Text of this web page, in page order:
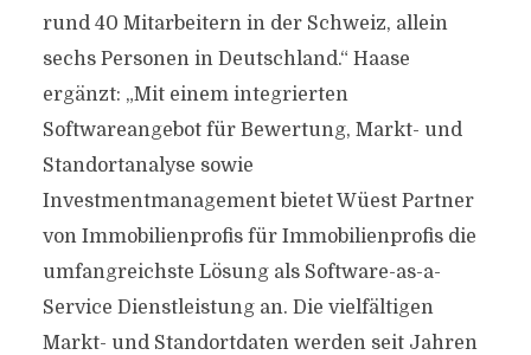
rund 40 Mitarbeitern in der Schweiz, allein
sechs Personen in Deutschland.“ Haase
ergänzt: „Mit einem integrierten
Softwareangebot für Bewertung, Markt- und
Standortanalyse sowie
Investmentmanagement bietet Wüest Partner
von Immobilienprofis für Immobilienprofis die
umfangreichste Lösung als Software-as-a-
Service Dienstleistung an. Die vielfältigen
Markt- und Standortdaten werden seit Jahren